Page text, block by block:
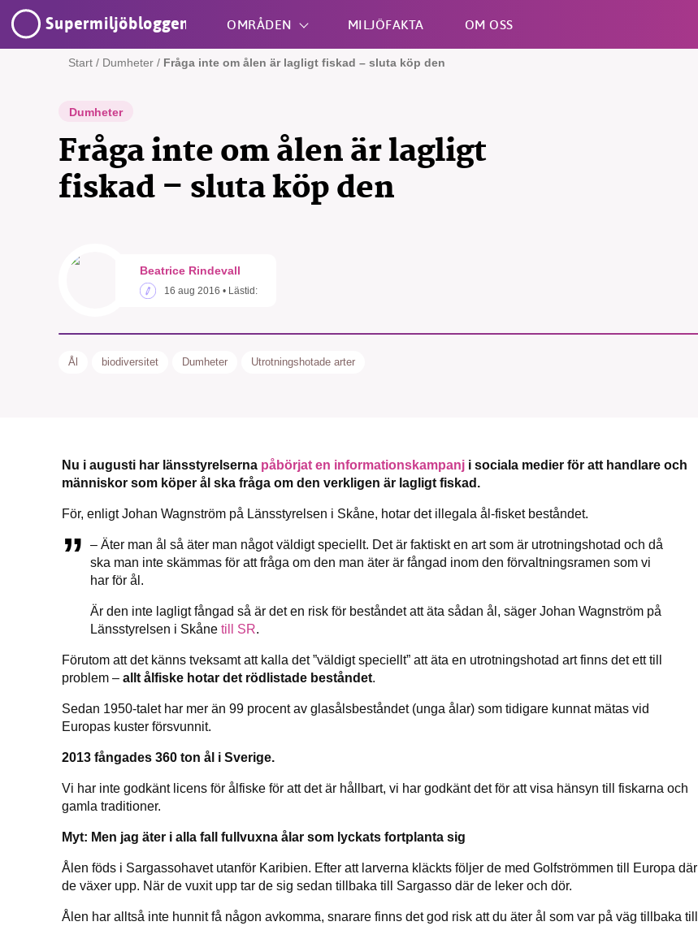
Supermiljöbloggen OMRÅDEN MILJÖFAKTA OM OSS
Start / Dumheter / Fråga inte om ålen är lagligt fiskad – sluta köp den
Dumheter
Fråga inte om ålen är lagligt
fiskad – sluta köp den
Beatrice Rindevall
16 aug 2016 • Lästid:
Ål biodiversitet Dumheter Utrotningshotade arter
Nu i augusti har länsstyrelserna påbörjat en informationskampanj i sociala medier för att handlare och
människor som köper ål ska fråga om den verkligen är lagligt fiskad.
För, enligt Johan Wagnström på Länsstyrelsen i Skåne, hotar det illegala ål-fisket beståndet.
– Äter man ål så äter man något väldigt speciellt. Det är faktiskt en art som är utrotningshotad och då
ska man inte skämmas för att fråga om den man äter är fångad inom den förvaltningsramen som vi
har för ål.
Är den inte lagligt fångad så är det en risk för beståndet att äta sådan ål, säger Johan Wagnström på
Länsstyrelsen i Skåne till SR.
Förutom att det känns tveksamt att kalla det ”väldigt speciellt” att äta en utrotningshotad art finns det ett till
problem – allt ålfiske hotar det rödlistade beståndet.
Sedan 1950-talet har mer än 99 procent av glasålsbeståndet (unga ålar) som tidigare kunnat mätas vid
Europas kuster försvunnit.
2013 fångades 360 ton ål i Sverige.
Vi har inte godkänt licens för ålfiske för att det är hållbart, vi har godkänt det för att visa hänsyn till fiskarna och
gamla traditioner.
Myt: Men jag äter i alla fall fullvuxna ålar som lyckats fortplanta sig
Ålen föds i Sargassohavet utanför Karibien. Efter att larverna kläckts följer de med Golfströmmen till Europa där
de växer upp. När de vuxit upp tar de sig sedan tillbaka till Sargasso där de leker och dör.
Ålen har alltså inte hunnit få någon avkomma, snarare finns det god risk att du äter ål som var på väg tillbaka till
Stötta vårt arbete genom att swisha en slant till